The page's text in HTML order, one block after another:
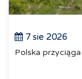
7 sie 2026
Polska